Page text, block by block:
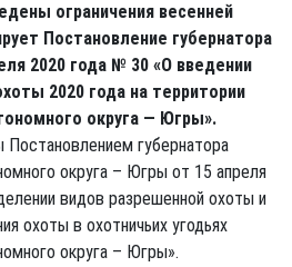
ограничения весенней
Постановление губернатора
2020 года № 30 «О введении
2020 года на территории
округа — Югры».
губернатора
округа – Югры от 15 апреля
видов разрешенной охоты и
охоты в охотничьих угодьях
округа – Югры».